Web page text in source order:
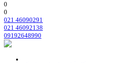
0
0
021 46090291
021 46092138
09192648990